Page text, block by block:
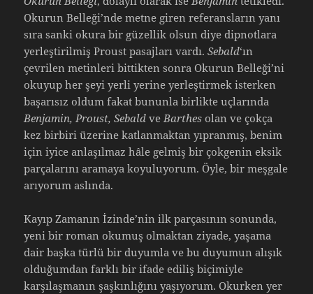
Okurun Belleği’nde metne giren referansların yanı
sıra sanki okura bir güzellik olsun diye dipnotlara
yerleştirilmiş Proust pasajları vardı.Sebald‘ın
çevrilen metinleri bittikten sonra Okurun Belleği’ni
okuyup her şeyi yerli yerine yerleştirmek isterken
başarısız oldum fakat bununla birlikte uçlarında
Benjamin, Proust, Sebald veBarthes olan ve çokça
kez birbiri üzerine katlanmaktan yıpranmış, benim
için iyice anlaşılmaz hâle gelmiş bir çokgenin eksik
parçalarını aramaya koyuluyorum. Öyle, bir meşgale
arıyorum aslında.
Kayıp Zamanın İzinde’nin ilk parçasının sonunda,
yeni bir roman okumuş olmaktan ziyade, yaşama
dair başka türlü bir duyumla ve bu duyumun alışık
olduğumdan farklı bir ifade ediliş biçimiyle
karşılaşmanın şaşkınlığını yaşıyorum. Okurken yer